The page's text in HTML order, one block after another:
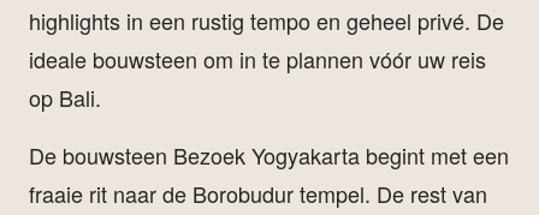
highlights in een rustig tempo en geheel privé. De
ideale bouwsteen om in te plannen vóór uw reis
op Bali.
De bouwsteen Bezoek Yogyakarta begint met een
fraaie rit naar de Borobudur tempel. De rest van